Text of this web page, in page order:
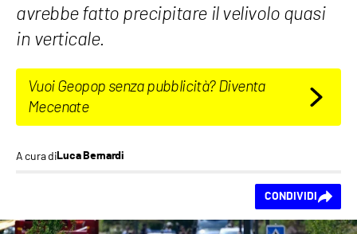
avrebbe fatto precipitare il velivolo quasi
in verticale.
Vuoi Geopop senza pubblicità? Diventa
Mecenate
A cura diLuca Bernardi
CONDIVIDI